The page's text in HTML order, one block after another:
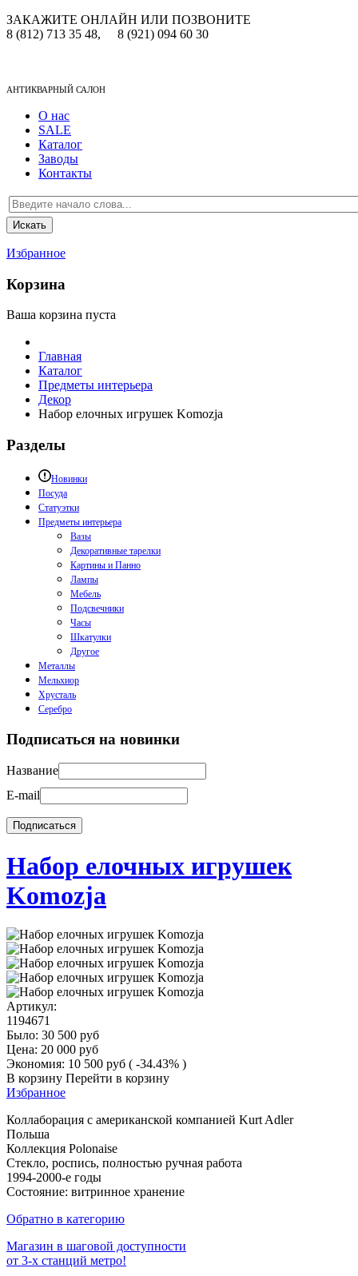
ЗАКАЖИТЕ ОНЛАЙН ИЛИ ПОЗВОНИТЕ
8 (812) 713 35 48,
8 (921) 094 60 30
АНТИКВАРНЫЙ САЛОН
О нас
SALE
Каталог
Заводы
Контакты
Избранное
Корзина
Ваша корзина пуста
Главная
Каталог
Предметы интерьера
Декор
Набор елочных игрушек Komozja
Разделы
Новинки
Посуда
Статуэтки
Предметы интерьера
Вазы
Декоративные тарелки
Картины и Панно
Лампы
Мебель
Подсвечники
Часы
Шкатулки
Другое
Металлы
Мельхиор
Хрусталь
Серебро
Подписаться на новинки
Название
E-mail
Набор елочных игрушек
Komozja
Артикул:
1194671
Было: 30 500 руб
Цена: 20 000 руб
Экономия: 10 500 руб ( -34.43% )
В корзину Перейти в корзину
Избранное
Коллаборация с американской компанией Kurt Adler
Польша
Коллекция Polonaise
Стекло, роспись, полностью ручная работа
1994-2000-е годы
Состояние: витринное хранение
Обратно в категорию
Магазин в шаговой доступности
от 3-х станций метро!